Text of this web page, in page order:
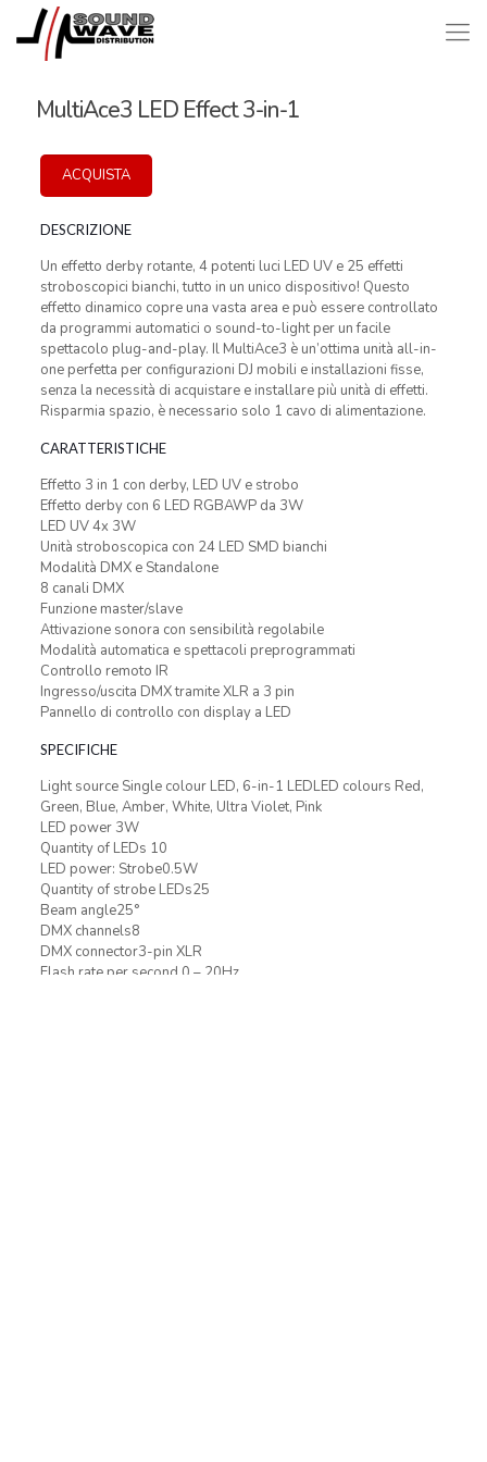
MultiAce3 LED Effect 3-in-1
ACQUISTA
DESCRIZIONE
Un effetto derby rotante, 4 potenti luci LED UV e 25 effetti
stroboscopici bianchi, tutto in un unico dispositivo! Questo
effetto dinamico copre una vasta area e può essere controllato
da programmi automatici o sound-to-light per un facile
spettacolo plug-and-play. Il MultiAce3 è un’ottima unità all-in-
one perfetta per configurazioni DJ mobili e installazioni fisse,
senza la necessità di acquistare e installare più unità di effetti.
Risparmia spazio, è necessario solo 1 cavo di alimentazione.
CARATTERISTICHE
Effetto 3 in 1 con derby, LED UV e strobo
Effetto derby con 6 LED RGBAWP da 3W
LED UV 4x 3W
Unità stroboscopica con 24 LED SMD bianchi
Modalità DMX e Standalone
8 canali DMX
Funzione master/slave
Attivazione sonora con sensibilità regolabile
Modalità automatica e spettacoli preprogrammati
Controllo remoto IR
Ingresso/uscita DMX tramite XLR a 3 pin
Pannello di controllo con display a LED
SPECIFICHE
Light source Single colour LED, 6-in-1 LEDLED colours Red,
Green, Blue, Amber, White, Ultra Violet, Pink
LED power 3W
Quantity of LEDs 10
LED power: Strobe0.5W
Quantity of strobe LEDs25
Beam angle25°
DMX channels8
DMX connector3-pin XLR
Flash rate per second 0 – 20Hz